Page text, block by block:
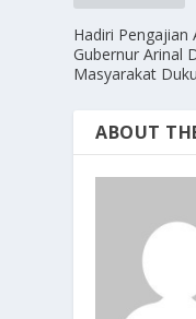
Hadiri
Gubernur Arinal
Masyarakat
ABOUT